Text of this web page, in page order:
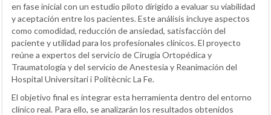
en fase inicial con un estudio piloto dirigido a evaluar su viabilidad
y aceptación entre los pacientes. Este análisis incluye aspectos
como comodidad, reducción de ansiedad, satisfacción del
paciente y utilidad para los profesionales clínicos. El proyecto
reúne a expertos del servicio de Cirugía Ortopédica y
Traumatología y del servicio de Anestesia y Reanimación del
Hospital Universitari i Politècnic La Fe.
El objetivo final es integrar esta herramienta dentro del entorno
clínico real. Para ello, se analizarán los resultados obtenidos